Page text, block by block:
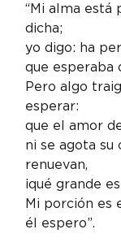
“Mi alma está
dicha;
yo digo: ha
que esperaba
Pero algo
esperar:
que el amor
ni se agota su
renuevan,
¡qué grande
Mi porción es
él espero”.